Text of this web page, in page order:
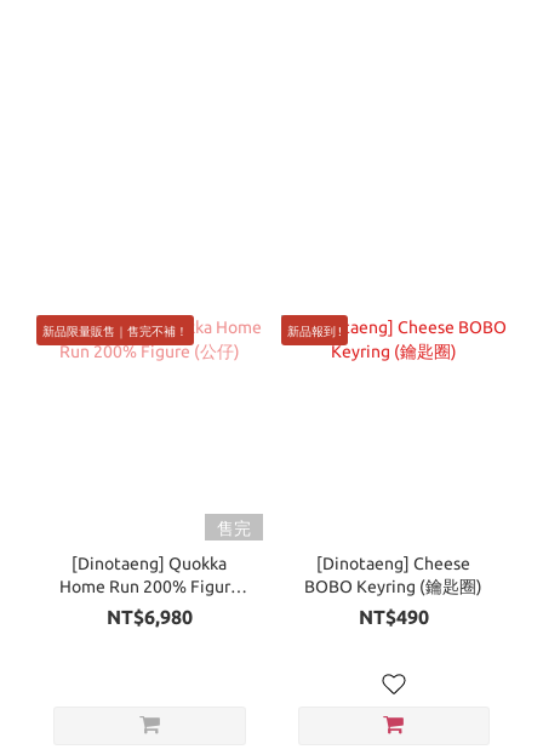
新品限量販售｜售完不補！
售完
[Dinotaeng] Quokka
Home Run 200% Figure
(公仔)
NT$6,980
新品報到 !
[Dinotaeng] Cheese
BOBO Keyring (鑰匙圈)
NT$490